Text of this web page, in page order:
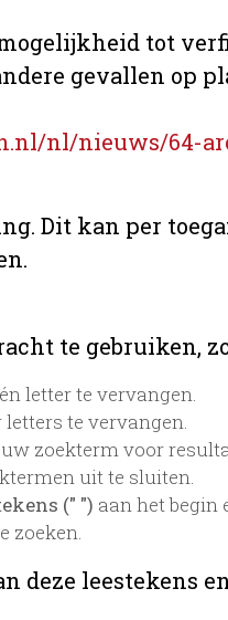
tot
gevallen op
nl/nieuws/64-
Dit kan per
te gebruiken,
letter te vervangen.
letters te vervangen.
zoekterm voor
uit te sluiten.
(" ") aan het begin
zoeken.
deze leestekens